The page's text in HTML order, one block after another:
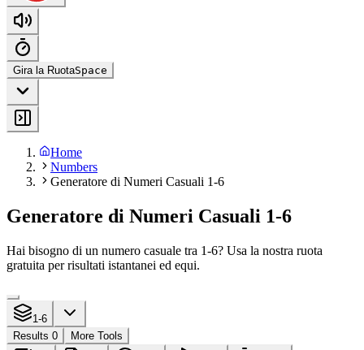
Gira la RuotaSpace
Home
Numbers
Generatore di Numeri Casuali 1-6
Generatore di Numeri Casuali 1-6
Hai bisogno di un numero casuale tra 1-6? Usa la nostra ruota
gratuita per risultati istantanei ed equi.
1-6
Results 0
More Tools